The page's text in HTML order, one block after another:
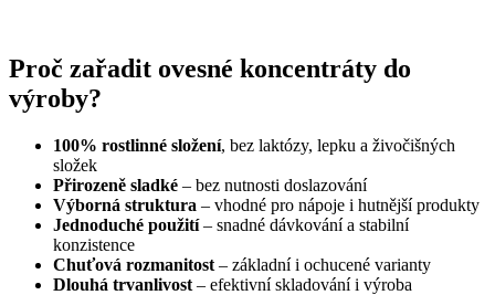
Proč zařadit ovesné koncentráty do
výroby?
100% rostlinné složení, bez laktózy, lepku a živočišných
složek
Přirozeně sladké – bez nutnosti doslazování
Výborná struktura – vhodné pro nápoje i hutnější produkty
Jednoduché použití– snadné dávkování a stabilní
konzistence
Chuťová rozmanitost – základní i ochucené varianty
Dlouhá trvanlivost – efektivní skladování i výroba